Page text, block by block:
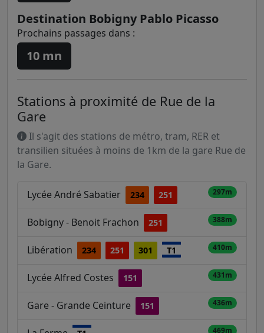
Destination Bobigny Pablo Picasso
Prochains passages dans :
10 mn
Stations à proximité de Rue de la
Gare
Il s'agit des stations de métro, tram, RER et
transilien situées à moins de 1km de la gare Rue de
la Gare.
Lycée André Sabatier 234 251 297m
Bobigny - Benoit Frachon 251 388m
Libération 234 251 301 T1 410m
Lycée Alfred Costes 151 431m
Gare - Grande Ceinture 151 436m
469m